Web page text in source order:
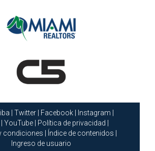
Twitter| Facebook| Instagram
YouTube Política de privacidad
condiciones
Índice de contenidos
Ingreso de usuario